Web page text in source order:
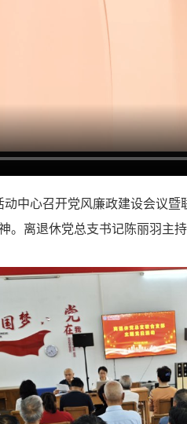
动中心召开党风廉政建设会议暨
。离退休党总支书记陈丽羽主